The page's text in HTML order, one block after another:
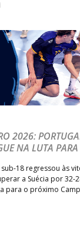
2026:
NA LUTA
18 regressou às
a Suécia por 32-
para o próximo